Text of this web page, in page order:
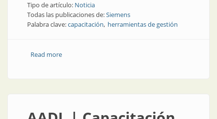
Tipo de artículo: Noticia
Todas las publicaciones de:Siemens
Palabra clave:capacitación herramientas de gestión
Read moreabout Noticia | Capacitación en marcha para